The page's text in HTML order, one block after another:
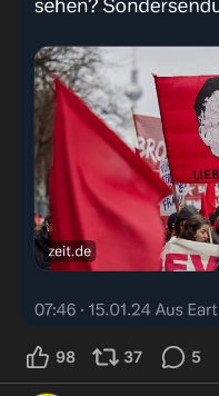
98 37 5